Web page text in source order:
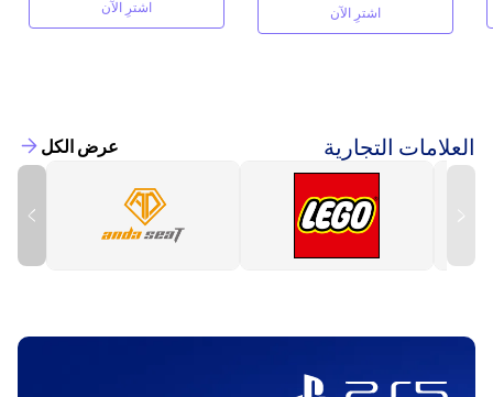
اشترِ الآن اشترِ الآن
العلامات التجارية عرض الكل